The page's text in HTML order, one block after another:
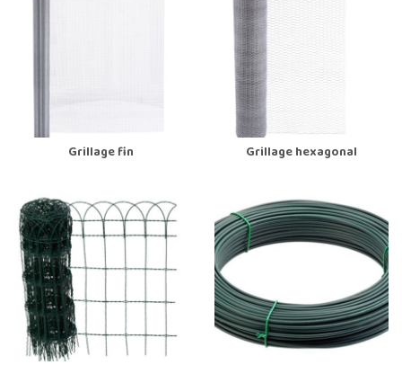
Grillage fin Grillage hexagonal